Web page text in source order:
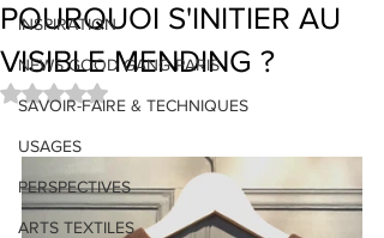
INSPIRATION
NEWS GOOD GANG PARIS
SAVOIR-FAIRE & TECHNIQUES
USAGES
PERSPECTIVES
ARTS TEXTILES
POURQUOI S'INITIER AU
VISIBLE MENDING ?
Noté NaN étoiles sur 5.